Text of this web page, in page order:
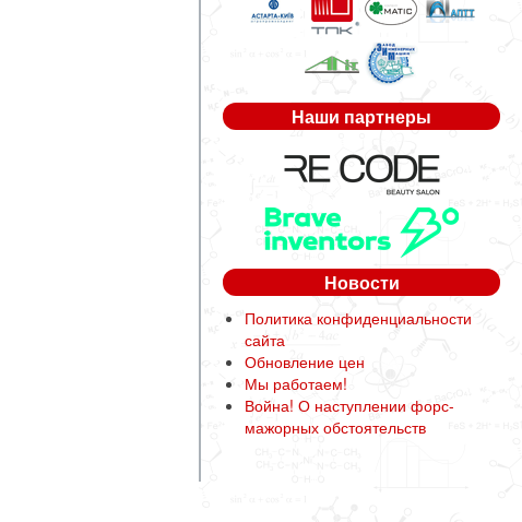
Наши партнеры
Новости
Политика конфиденциальности
сайта
Обновление цен
Мы работаем!
Война! О наступлении форс-
мажорных обстоятельств